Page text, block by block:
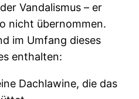
Vandalismus – er
nicht übernommen.
im Umfang dieses
enthalten:
Dachlawine, die das